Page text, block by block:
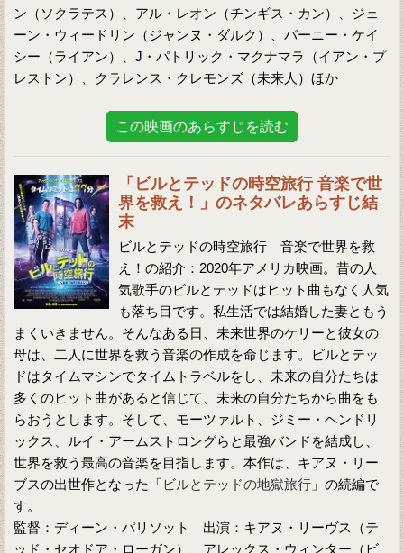
ン（ソクラテス）、アル・レオン（チンギス・カン）、ジェ
ーン・ウィードリン（ジャンヌ・ダルク）、バーニー・ケイ
シー（ライアン）、J・パトリック・マクナマラ（イアン・プ
レストン）、クラレンス・クレモンズ（未来人）ほか
この映画のあらすじを読む
「ビルとテッドの時空旅行 音楽で世
界を救え！」のネタバレあらすじ結
末
ビルとテッドの時空旅行 音楽で世界を救
え！の紹介：2020年アメリカ映画。昔の人
気歌手のビルとテッドはヒット曲もなく人気
も落ち目です。私生活では結婚した妻ともう
まくいきません。そんなある日、未来世界のケリーと彼女の
母は、二人に世界を救う音楽の作成を命じます。ビルとテッ
ドはタイムマシンでタイムトラベルをし、未来の自分たちは
多くのヒット曲があると信じて、未来の自分たちから曲をも
らおうとします。そして、モーツァルト、ジミー・ヘンドリ
ックス、ルイ・アームストロングらと最強バンドを結成し、
世界を救う最高の音楽を目指します。本作は、キアヌ・リー
ブスの出世作となった「ビルとテッドの地獄旅行 」の続編で
す。
監督：ディーン・パリソット 出演：キアヌ・リーヴス（テ
ッド・セオドア・ローガン）、アレックス・ウィンター（ビ